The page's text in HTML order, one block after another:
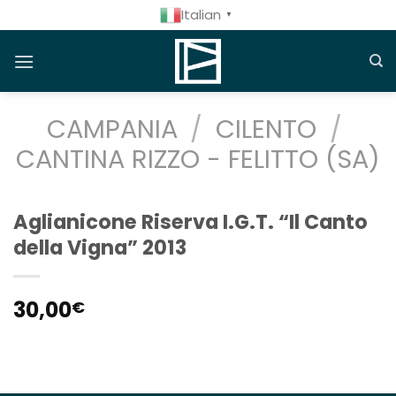
ai
contenuti
Italian ▼
CAMPANIA / CILENTO /
CANTINA RIZZO - FELITTO (SA)
Aglianicone Riserva I.G.T. “Il Canto
della Vigna” 2013
30,00€